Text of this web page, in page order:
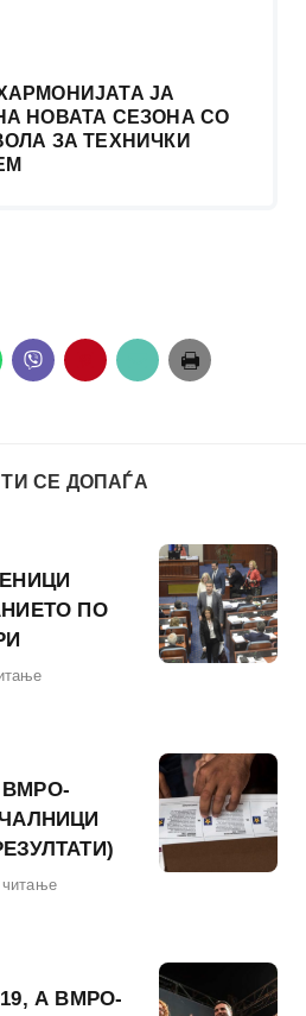
ЈА
НОВАТА СЕЗОНА СО
ЗА ТЕХНИЧКИ
СЕ ДОПАЃА
ПО
ВМРО-
А ВМРО-